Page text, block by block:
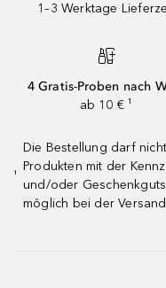
1–3 Werktage
4 Gratis-Proben nach
ab 10 € ¹
¹
Die Bestellung darf
Produkten mit der
und/oder
möglich bei der